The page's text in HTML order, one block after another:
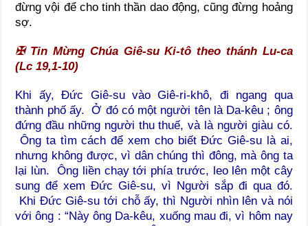
đừng vội để cho tinh thần dao động, cũng đừng hoảng
sợ.
✠ Tin Mừng Chúa Giê-su Ki-tô theo thánh Lu-ca
(Lc 19,1-10)
Khi ấy, Đức Giê-su vào Giê-ri-khô, đi ngang qua
thành phố ấy. Ở đó có một người tên là Da-kêu ; ông
đứng đầu những người thu thuế, và là người giàu có.
Ông ta tìm cách để xem cho biết Đức Giê-su là ai,
nhưng không được, vì dân chúng thì đông, mà ông ta
lại lùn. Ông liền chạy tới phía trước, leo lên một cây
sung để xem Đức Giê-su, vì Người sắp đi qua đó.
Khi Đức Giê-su tới chỗ ấy, thì Người nhìn lên và nói
với ông : “Này ông Da-kêu, xuống mau đi, vì hôm nay